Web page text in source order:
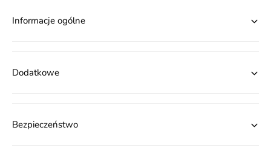
Informacje ogólne
Dodatkowe
Bezpieczeństwo